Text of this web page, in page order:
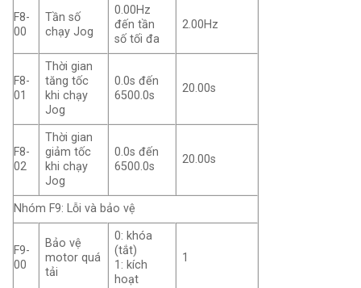
F8-
00
Tần số
chạy Jog
0.00Hz
đến tần
số tối đa
2.00Hz
F8-
01
Thời gian
tăng tốc
khi chạy
Jog
0.0s đến
6500.0s
20.00s
F8-
02
Thời gian
giảm tốc
khi chạy
Jog
0.0s đến
6500.0s
20.00s
Nhóm F9: Lỗi và bảo vệ
F9-
00
Bảo vệ
motor quá
tải
0: khóa
(tắt)
1: kích
hoạt
1